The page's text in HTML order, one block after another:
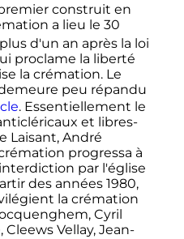
construit en
a lieu le 30
d'un an après la loi
proclame la liberté
la crémation. Le
peu répandu
. Essentiellement le
et libres-
Laisant, André
progressa à
par l'église
des années 1980,
la crémation
Cyril
Cleews Vellay, Jean-